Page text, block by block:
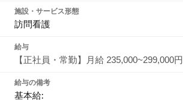
施設・サービス形態
訪問看護
給与
【正社員・常勤】月給 235,000~299,000円
給与の備考
基本給: